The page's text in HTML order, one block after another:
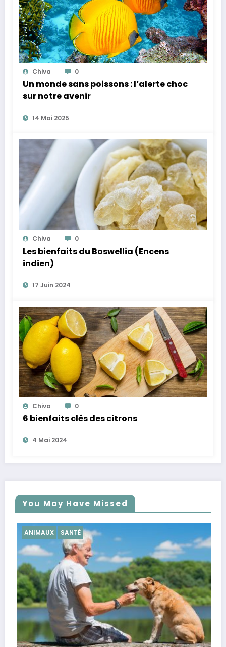
Chiva 0
Un monde sans poissons : l’alerte choc
sur notre avenir
14 Mai 2025
Chiva 0
Les bienfaits du Boswellia (Encens
indien)
17 Juin 2024
Chiva 0
6 bienfaits clés des citrons
4 Mai 2024
You May Have Missed
SANTÉ